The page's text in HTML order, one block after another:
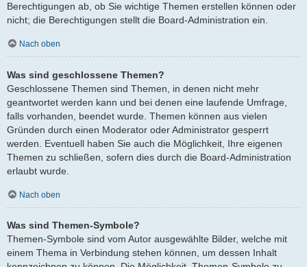
Berechtigungen ab, ob Sie wichtige Themen erstellen können oder
nicht; die Berechtigungen stellt die Board-Administration ein.
Nach oben
Was sind geschlossene Themen?
Geschlossene Themen sind Themen, in denen nicht mehr
geantwortet werden kann und bei denen eine laufende Umfrage,
falls vorhanden, beendet wurde. Themen können aus vielen
Gründen durch einen Moderator oder Administrator gesperrt
werden. Eventuell haben Sie auch die Möglichkeit, Ihre eigenen
Themen zu schließen, sofern dies durch die Board-Administration
erlaubt wurde.
Nach oben
Was sind Themen-Symbole?
Themen-Symbole sind vom Autor ausgewählte Bilder, welche mit
einem Thema in Verbindung stehen können, um dessen Inhalt